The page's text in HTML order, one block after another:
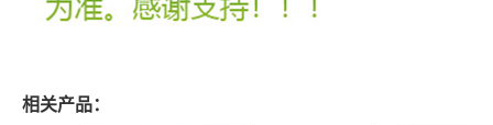
相关产品：